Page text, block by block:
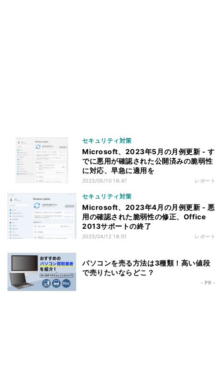
セキュリティ対策
Microsoft、2023年5月の月例更新 - す
でに悪用が確認された公開済みの脆弱性
に対応、早急に適用を
2023/05/10 16:47 レポート
セキュリティ対策
Microsoft、2023年4月の月例更新 - 悪
用の確認された脆弱性の修正、Office
2013サポートの終了
2023/04/12 18:01 レポート
パソコンを売る方法は3種類！高い値段
で売りたいならどこ？
- PR -